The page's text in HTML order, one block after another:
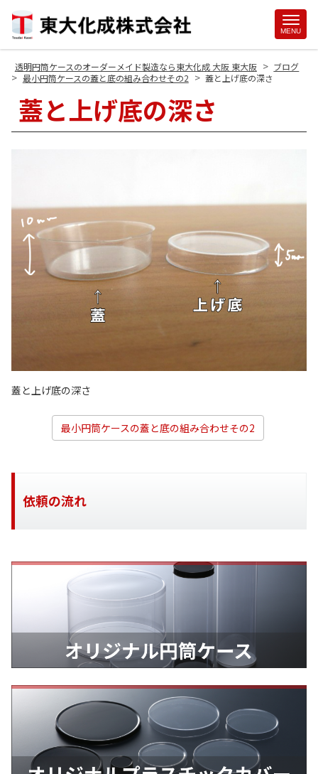
MENU
透明円筒ケースのオーダーメイド製造なら東大化成 大阪 東大阪 > ブログ
> 最小円筒ケースの蓋と底の組み合わせその2 > 蓋と上げ底の深さ
蓋と上げ底の深さ
蓋と上げ底の深さ
最小円筒ケースの蓋と底の組み合わせその2
依頼の流れ
Site
Footer